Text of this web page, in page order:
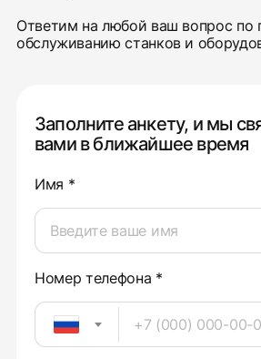
Ответим на любой ваш вопрос по
обслуживанию станков и
Заполните анкету, и мы
вами в ближайшее время
Имя *
Номер телефона *